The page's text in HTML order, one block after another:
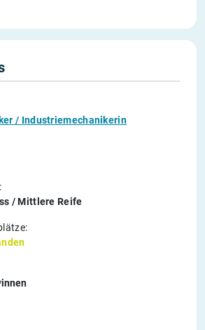
/ Industriemechanikerin
/ Mittlere Reife